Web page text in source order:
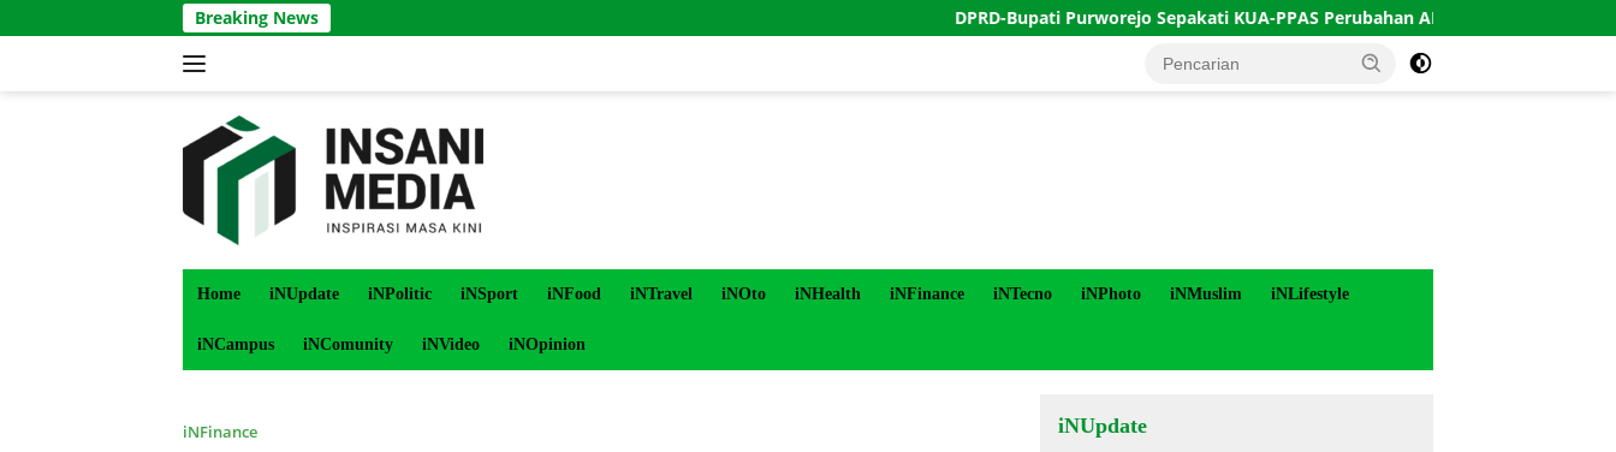
ke
Breaking News DPRD-Bupati Purworejo Sepakati KUA-PPAS Perubahan APBD 2026
Home iNUpdate iNPolitic iNSport iNFood iNTravel iNOto iNHealth iNFinance iNTecno iNPhoto iNMuslim iNLifestyle
iNCampus iNComunity iNVideo iNOpinion
iNFinance iNUpdate